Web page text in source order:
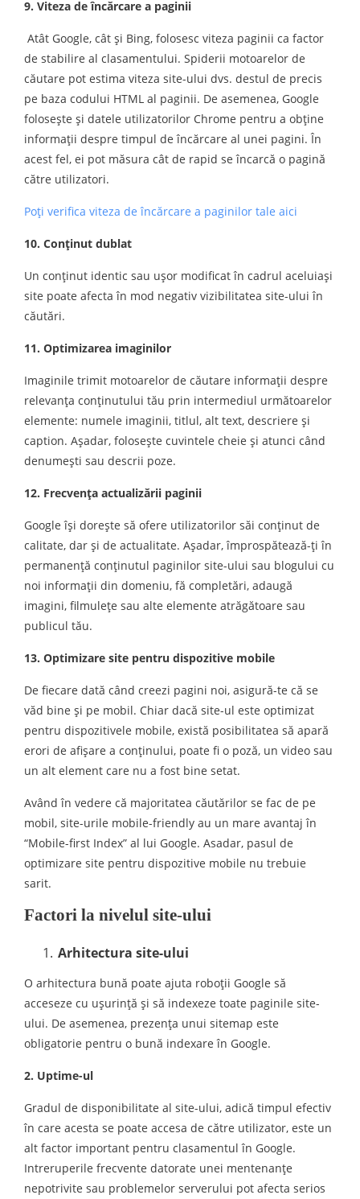
9. Viteza de încărcare a paginii
Atât Google, cât și Bing, folosesc viteza paginii ca factor
de stabilire al clasamentului. Spiderii motoarelor de
căutare pot estima viteza site-ului dvs. destul de precis
pe baza codului HTML al paginii. De asemenea, Google
folosește și datele utilizatorilor Chrome pentru a obține
informaţii despre timpul de încărcare al unei pagini. În
acest fel, ei pot măsura cât de rapid se încarcă o pagină
către utilizatori.
Poţi verifica viteza de încărcare a paginilor tale aici
10. Conţinut dublat
Un conţinut identic sau uşor modificat în cadrul aceluiaşi
site poate afecta în mod negativ vizibilitatea site-ului în
căutări.
11. Optimizarea imaginilor
Imaginile trimit motoarelor de căutare informaţii despre
relevanţa conţinutului tău prin intermediul următoarelor
elemente: numele imaginii, titlul, alt text, descriere şi
caption. Aşadar, foloseşte cuvintele cheie şi atunci când
denumeşti sau descrii poze.
12. Frecvenţa actualizării paginii
Google îşi doreşte să ofere utilizatorilor săi conţinut de
calitate, dar şi de actualitate. Aşadar, împrospătează-ţi în
permanenţă conţinutul paginilor site-ului sau blogului cu
noi informaţii din domeniu, fă completări, adaugă
imagini, filmuleţe sau alte elemente atrăgătoare sau
publicul tău.
13. Optimizare site pentru dispozitive mobile
De fiecare dată când creezi pagini noi, asigură-te că se
văd bine şi pe mobil. Chiar dacă site-ul este optimizat
pentru dispozitivele mobile, există posibilitatea să apară
erori de afişare a conţinului, poate fi o poză, un video sau
un alt element care nu a fost bine setat.
Având în vedere că majoritatea căutărilor se fac de pe
mobil, site-urile mobile-friendly au un mare avantaj în
“Mobile-first Index” al lui Google. Asadar, pasul de
optimizare site pentru dispozitive mobile nu trebuie
sarit.
Factori la nivelul site-ului
Arhitectura site-ului
O arhitectura bună poate ajuta roboţii Google să
acceseze cu uşurinţă şi să indexeze toate paginile site-
ului. De asemenea, prezenţa unui sitemap este
obligatorie pentru o bună indexare în Google.
2. Uptime-ul
Gradul de disponibilitate al site-ului, adică timpul efectiv
în care acesta se poate accesa de către utilizator, este un
alt factor important pentru clasamentul în Google.
Intreruperile frecvente datorate unei mentenanţe
nepotrivite sau problemelor serverului pot afecta serios